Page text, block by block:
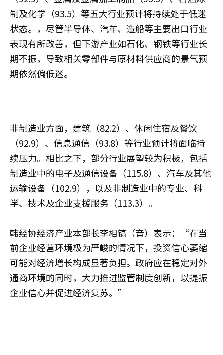
制及化学（93.5）等五大行业预计将持续处于低迷
状态。，尽管半导体、汽车、造船等主要出口行业
表现有所改善，但下游产业如石化、钢铁等行业长
期不振，导致相关零部件与原材料供应商的景气预
期依然偏低迷。
非制造业方面，建筑（82.2）、休闲住宿及餐饮
（92.9）、信息通信（93.8）等行业预计将面临持
续压力。相比之下，部分行业展望较为积极，包括
制造业中的电子及通信设备（115.8）、汽车及其他
运输设备（102.9），以及非制造业中的专业、科
学、技术及企业支援服务（113.3）。
韩经协经济产业本部长李相镐（音）表示：“在当
前企业经营环境极为严峻的情况下，投资信心萎缩
可能对经济增长构成显著负担。政府应在稳定对外
通商环境的同时，大力推进监管制度创新，以提振
企业信心并促进经济复苏。”